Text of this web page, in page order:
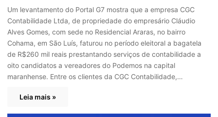
Um levantamento do Portal G7 mostra que a empresa CGC
Contabilidade Ltda, de propriedade do empresário Cláudio
Alves Gomes, com sede no Residencial Araras, no bairro
Cohama, em São Luís, faturou no período eleitoral a bagatela
de R$260 mil reais prestantando serviços de contabilidade a
oito candidatos a vereadores do Podemos na capital
maranhense. Entre os clientes da CGC Contabilidade,…
Leia mais »